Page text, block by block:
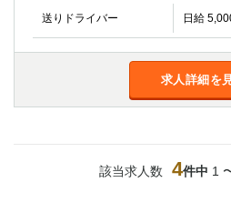
送りドライバー 日給
求人詳細を
該当求人数 4件中 1